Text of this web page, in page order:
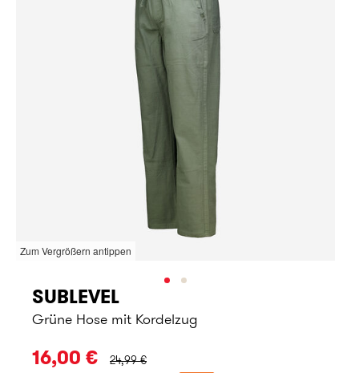
Zum Vergrößern antippen
SUBLEVEL
Grüne Hose mit Kordelzug
16,00 € URSPRÜNGLICHER PREIS:
24,99 €